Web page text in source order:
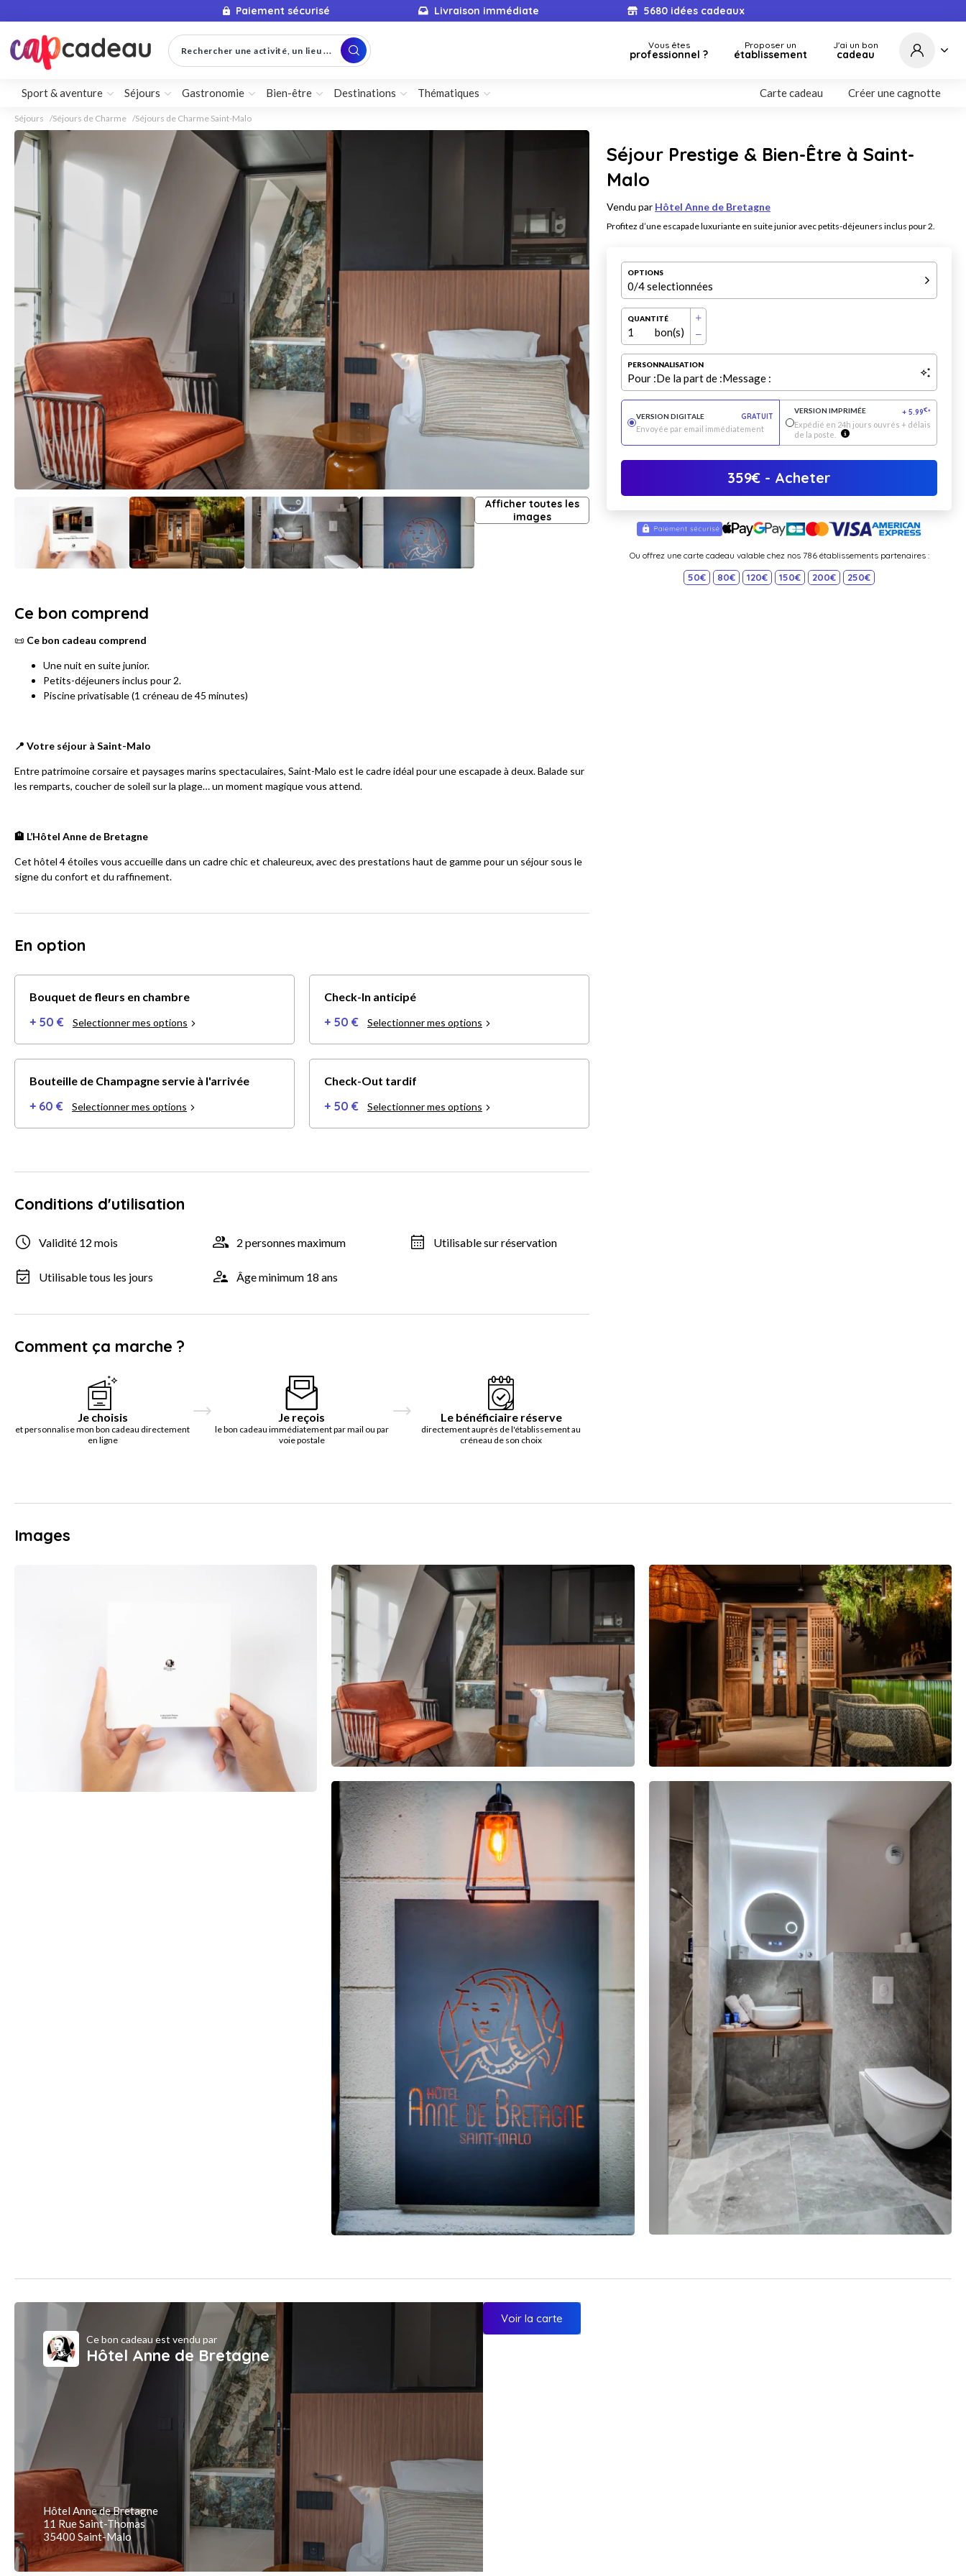
Paiement sécurisé Livraison immédiate 5680idées cadeaux
Rechercher une activité, un lieu ... Vous êtes
professionnel ?
Proposer un
établissement
J'ai un bon
cadeau
Sport & aventure Séjours Gastronomie Bien-être Destinations Thématiques Carte cadeau Créer une cagnotte
Séjours Séjours de Charme Séjours de Charme Saint-Malo
Afficher toutes les
images
Séjour Prestige & Bien-Être à Saint-
Malo
Vendu par Hôtel Anne de Bretagne
Profitez d’une escapade luxuriante en suite junior avec petits-déjeuners inclus pour 2.
OPTIONS
0/4 selectionnées
QUANTITÉ
1 bon(s)
PERSONNALISATION
Pour :De la part de :Message :
VERSION DIGITALE
GRATUIT
Envoyée par email immédiatement
VERSION IMPRIMÉE + 5.99€*
Expédié en 24h jours ouvrés + délais
de la poste.
359€ - Acheter
Ou offrez une carte cadeau valable chez nos 786 établissements partenaires :
50€ 80€ 120€ 150€ 200€ 250€
Ce bon comprend
📜 Ce bon cadeau comprend
Une nuit en suite junior.
Petits-déjeuners inclus pour 2.
Piscine privatisable (1 créneau de 45 minutes)
📍 Votre séjour à Saint-Malo
Entre patrimoine corsaire et paysages marins spectaculaires, Saint-Malo est le cadre idéal pour une escapade à deux. Balade sur
les remparts, coucher de soleil sur la plage… un moment magique vous attend.
🏨 L’Hôtel Anne de Bretagne
Cet hôtel 4 étoiles vous accueille dans un cadre chic et chaleureux, avec des prestations haut de gamme pour un séjour sous le
signe du confort et du raffinement.
En option
Bouquet de fleurs en chambre
+ 50 € Selectionner mes options
Bouteille de Champagne servie à l'arrivée
+ 60 € Selectionner mes options
Check-In anticipé
+ 50 € Selectionner mes options
Check-Out tardif
+ 50 € Selectionner mes options
Conditions d'utilisation
Validité 12 mois 2 personnes maximum Utilisable sur réservation
Utilisable tous les jours Âge minimum 18 ans
Comment ça marche ?
Je choisis
et personnalise mon bon cadeau directement
en ligne
Je reçois
le bon cadeau immédiatement par mail ou par
voie postale
Le bénéficiaire réserve
directement auprès de l'établissement au
créneau de son choix
Images
Ce bon cadeau est vendu par
Hôtel Anne de Bretagne
Hôtel Anne de Bretagne
11 Rue Saint-Thomas
35400 Saint-Malo
Voir la carte